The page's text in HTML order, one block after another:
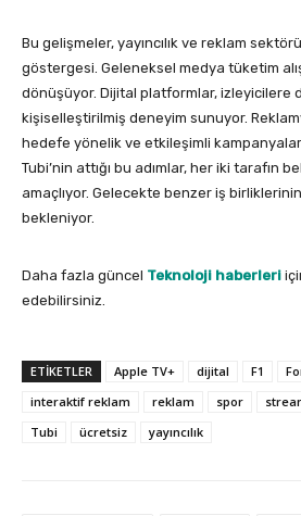
Bu gelişmeler, yayıncılık ve reklam
göstergesi. Geleneksel medya tüketim
dönüşüyor. Dijital platformlar, izleyicilere
kişiselleştirilmiş deneyim sunuyor.
hedefe yönelik ve etkileşimli
Tubi’nin attığı bu adımlar, her iki tarafın
amaçlıyor. Gelecekte benzer iş
bekleniyor.
Daha fazla güncel Teknoloji haberleri
edebilirsiniz.
ETIKETLER Apple TV+ dijital F1
interaktif reklam
reklam spor
Tubi
ücretsiz yayıncılık